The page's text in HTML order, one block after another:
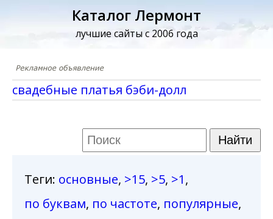
Каталог Лермонт
лучшие сайты с 2006 года
свадебные платья бэби-долл
Теги: основные, >15, >5, >1,
по буквам, по частоте, популярные,